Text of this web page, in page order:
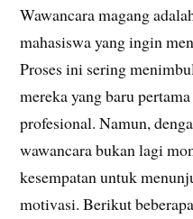
Wawancara magang
mahasiswa yang ingin
Proses ini sering
mereka yang baru
profesional. Namun,
wawancara bukan lagi
kesempatan untuk
motivasi. Berikut